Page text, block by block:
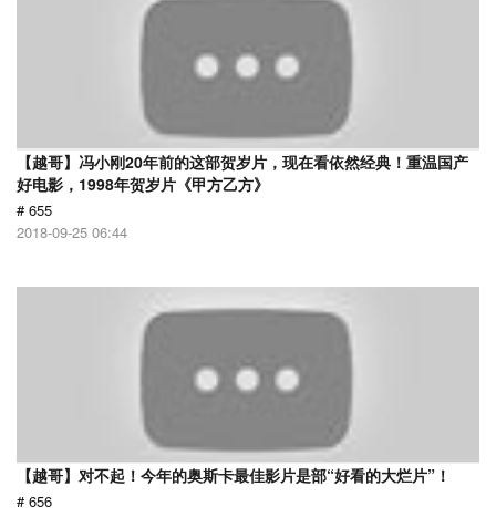
【越哥】冯小刚20年前的这部贺岁片，现在看依然经典！重温国产
好电影，1998年贺岁片《甲方乙方》
# 655
2018-09-25 06:44
【越哥】对不起！今年的奥斯卡最佳影片是部“好看的大烂片”！
# 656